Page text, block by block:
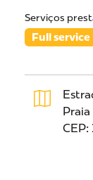
Serviços
Full service
CEP: